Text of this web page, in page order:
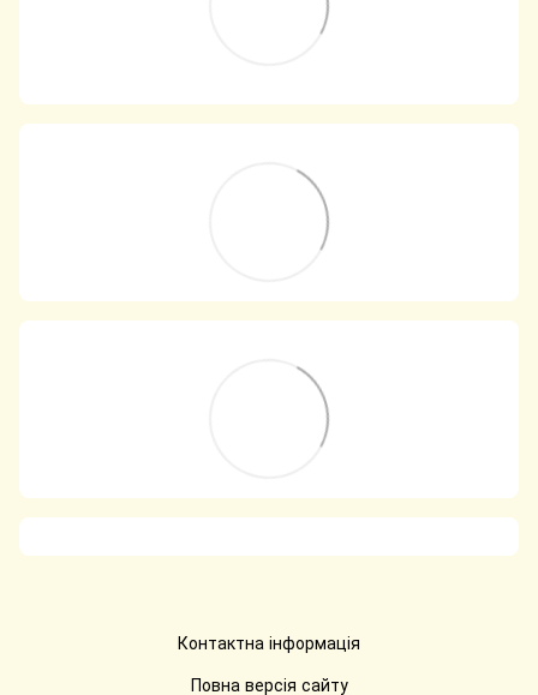
Контактна інформація
Повна версія сайту